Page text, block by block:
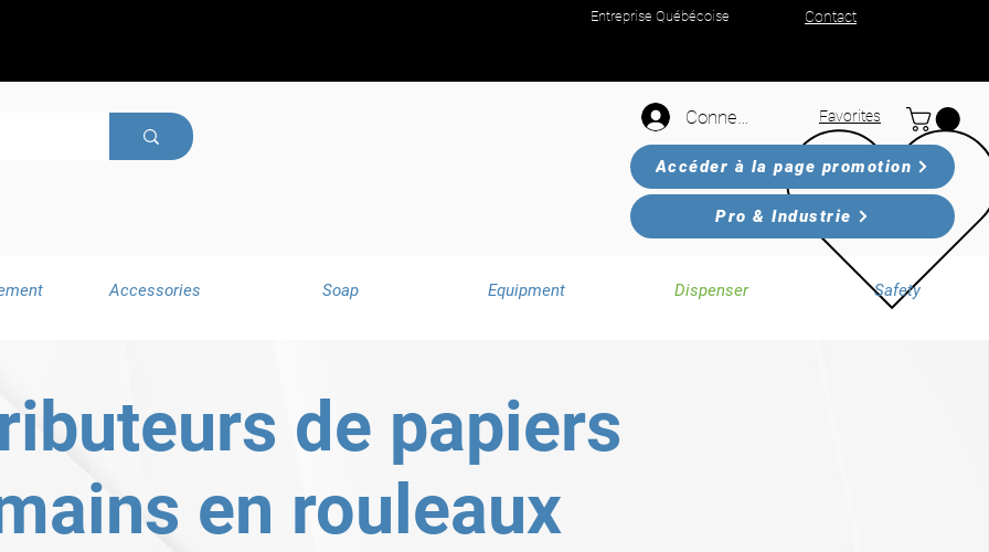
Entreprise Québécoise Contact
Connexion Favorites
Accéder à la page promotion
Pro & Industrie
Accessories Soap Equipment Dispenser Safety
de papiers
en rouleaux